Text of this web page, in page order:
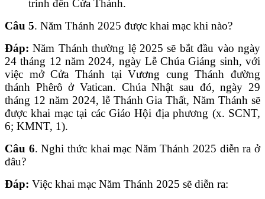
trình đến Cửa Thánh.
Câu 5. Năm Thánh 2025 được khai mạc khi nào?
Đáp: Năm Thánh thường lệ 2025 sẽ bắt đầu vào ngày
24 tháng 12 năm 2024, ngày Lễ Chúa Giáng sinh, với
việc mở Cửa Thánh tại Vương cung Thánh đường
thánh Phêrô ở Vatican. Chúa Nhật sau đó, ngày 29
tháng 12 năm 2024, lễ Thánh Gia Thất, Năm Thánh sẽ
được khai mạc tại các Giáo Hội địa phương (x. SCNT,
6; KMNT, 1).
Câu 6. Nghi thức khai mạc Năm Thánh 2025 diễn ra ở
đâu?
Đáp: Việc khai mạc Năm Thánh 2025 sẽ diễn ra: